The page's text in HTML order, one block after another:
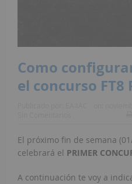
Como
el concurso FT8
El próximo fin de semana
celebrará el PRIMER
A continuación te voy a